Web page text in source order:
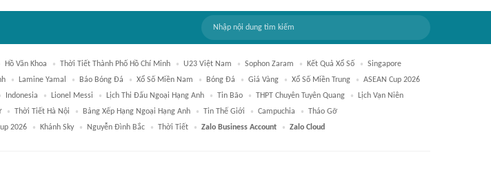
Hồ Văn Khoa Thời Tiết Thành Phố Hồ Chí Minh U23 Việt Nam Sophon Zaram Kết Quả Xổ Số
Singapore
Lamine Yamal Báo Bóng Đá Xổ Số Miền Nam Bóng Đá Giá Vàng Xổ Số Miền Trung
ASEAN Cup 2026
Indonesia Lionel Messi Lịch Thi Đấu Ngoại Hạng Anh Tin Bão THPT Chuyên Tuyên Quang
Lịch Vạn Niên
Thời Tiết Hà Nội Bảng Xếp Hạng Ngoại Hạng Anh Tin Thế Giới Campuchia
Tháo Gỡ
2026 Khánh Sky Nguyễn Đình Bắc Thời Tiết Zalo Business Account Zalo Cloud